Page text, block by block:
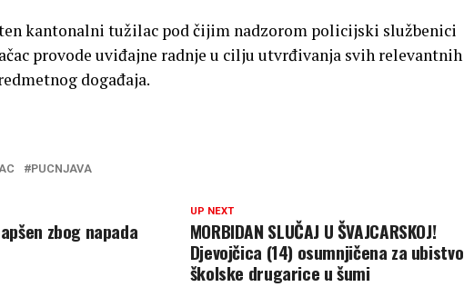
kantonalni tužilac pod čijim nadzorom policijski službenici
provode uviđajne radnje u cilju utvrđivanja svih relevantnih
događaja.
PUCNJAVA
UP NEXT
MORBIDAN SLUČAJ U ŠVAJCARSKOJ!
Djevojčica (14) osumnjičena za ubistvo
školske drugarice u šumi
zbog napada